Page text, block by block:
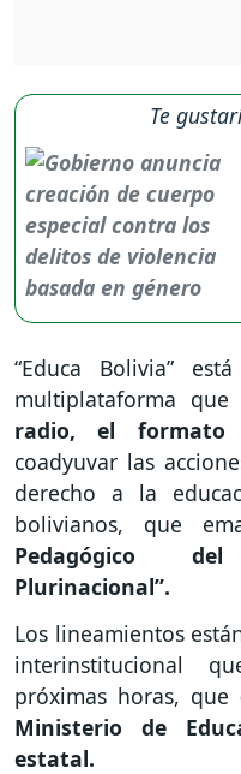
Te
“Educa Bolivia”
multiplataforma que
radio, el
coadyuvar las
derecho a la
bolivianos, que
Pedagógico
Plurinacional”.
Los lineamientos
interinstitucional
próximas horas, que
Ministerio de
estatal.